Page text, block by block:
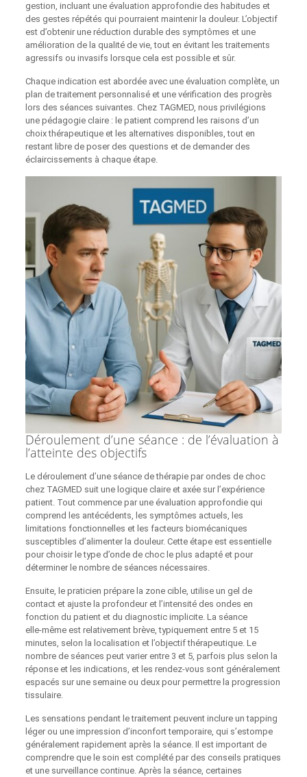
gestion, incluant une évaluation approfondie des habitudes et
des gestes répétés qui pourraient maintenir la douleur. L’objectif
est d’obtenir une réduction durable des symptômes et une
amélioration de la qualité de vie, tout en évitant les traitements
agressifs ou invasifs lorsque cela est possible et sûr.
Chaque indication est abordée avec une évaluation complète, un
plan de traitement personnalisé et une vérification des progrès
lors des séances suivantes. Chez TAGMED, nous privilégions
une pédagogie claire : le patient comprend les raisons d’un
choix thérapeutique et les alternatives disponibles, tout en
restant libre de poser des questions et de demander des
éclaircissements à chaque étape.
Déroulement d’une séance : de l’évaluation à
l’atteinte des objectifs
Le déroulement d’une séance de thérapie par ondes de choc
chez TAGMED suit une logique claire et axée sur l’expérience
patient. Tout commence par une évaluation approfondie qui
comprend les antécédents, les symptômes actuels, les
limitations fonctionnelles et les facteurs biomécaniques
susceptibles d’alimenter la douleur. Cette étape est essentielle
pour choisir le type d’onde de choc le plus adapté et pour
déterminer le nombre de séances nécessaires.
Ensuite, le praticien prépare la zone cible, utilise un gel de
contact et ajuste la profondeur et l’intensité des ondes en
fonction du patient et du diagnostic implicite. La séance
elle‑même est relativement brève, typiquement entre 5 et 15
minutes, selon la localisation et l’objectif thérapeutique. Le
nombre de séances peut varier entre 3 et 5, parfois plus selon la
réponse et les indications, et les rendez‑vous sont généralement
espacés sur une semaine ou deux pour permettre la progression
tissulaire.
Les sensations pendant le traitement peuvent inclure un tapping
léger ou une impression d’inconfort temporaire, qui s’estompe
généralement rapidement après la séance. Il est important de
comprendre que le soin est complété par des conseils pratiques
et une surveillance continue. Après la séance, certaines